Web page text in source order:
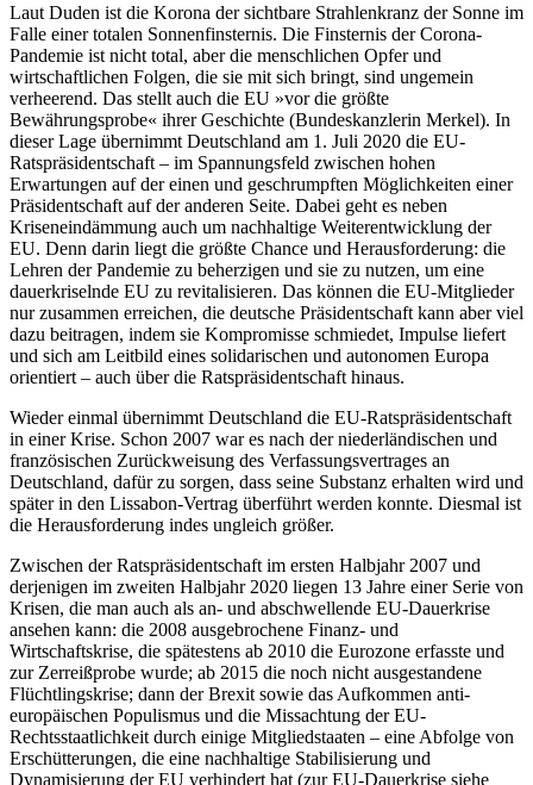
Laut Duden ist die Korona der sichtbare Strahlenkranz der Sonne im
Falle einer totalen Sonnenfinsternis. Die Finsternis der Corona-
Pandemie ist nicht total, aber die menschlichen Opfer und
wirtschaftlichen Folgen, die sie mit sich bringt, sind un­ge­mein
verheerend. Das stellt auch die EU »vor die größte
Bewährungsprobe« ihrer Geschichte (Bundeskanzlerin Merkel). In
dieser Lage übernimmt Deutschland am 1. Juli 2020 die EU-
Ratspräsidentschaft – im Spannungsfeld zwischen hohen
Erwartungen auf der einen und geschrumpften Möglichkeiten einer
Präsidentschaft auf der anderen Seite. Dabei geht es neben
Kriseneindämmung auch um nachhaltige Weiterentwicklung der
EU. Denn darin liegt die größte Chance und Herausforderung: die
Lehren der Pandemie zu beherzigen und sie zu nutzen, um eine
dauerkriselnde EU zu revitalisieren. Das können die EU-Mitglieder
nur zusammen erreichen, die deutsche Prä­sidentschaft kann aber viel
dazu beitragen, indem sie Kompromisse schmiedet, Impulse liefert
und sich am Leitbild eines solidarischen und autonomen Europa
orientiert – auch über die Ratspräsidentschaft hinaus.
Wieder einmal übernimmt Deutschland die EU-Ratspräsidentschaft
in einer Krise. Schon 2007 war es nach der niederländischen und
französischen Zurückweisung des Verfassungsvertrages an
Deutschland, dafür zu sorgen, dass seine Substanz erhal­ten wird und
später in den Lissabon-Vertrag überführt werden konnte. Diesmal ist
die Herausforderung indes ungleich größer.
Zwischen der Ratspräsidentschaft im ersten Halbjahr 2007 und
derjenigen im zweiten Halbjahr 2020 liegen 13 Jahre einer Serie von
Krisen, die man auch als an- und abschwellende EU-Dauerkrise
ansehen kann: die 2008 ausgebrochene Finanz- und
Wirtschaftskrise, die spätestens ab 2010 die Eurozone erfasste und
zur Zerreißprobe wurde; ab 2015 die noch nicht ausgestandene
Flüchtlingskrise; dann der Brexit sowie das Aufkommen anti-
europäischen Populismus und die Missachtung der EU-
Rechtsstaatlichkeit durch einige Mitgliedstaaten – eine Abfolge von
Erschütterungen, die eine nachhaltige Stabilisierung und
Dynamisierung der EU verhindert hat (zur EU-Dauerkrise siehe